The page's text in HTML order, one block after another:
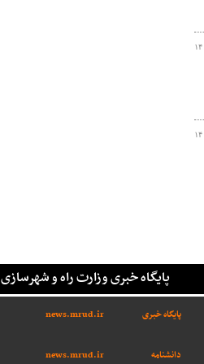
پایگاه خبری وزارت راه و شهرسازی
پایگاه خبری news.mrud.ir
دانشنامه
news.mrud.ir